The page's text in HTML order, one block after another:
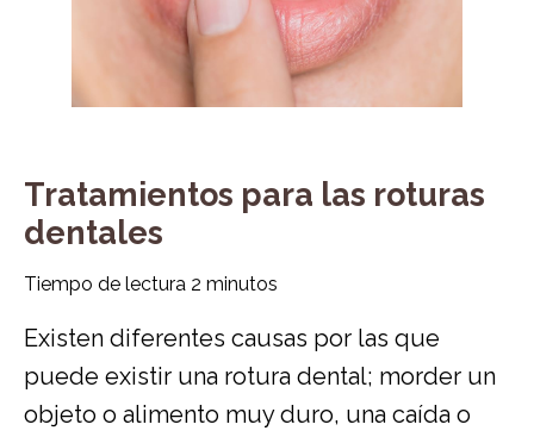
Tratamientos para las roturas
dentales
Tiempo de lectura 2 minutos
Existen diferentes causas por las que
puede existir una rotura dental; morder un
objeto o alimento muy duro, una caída o